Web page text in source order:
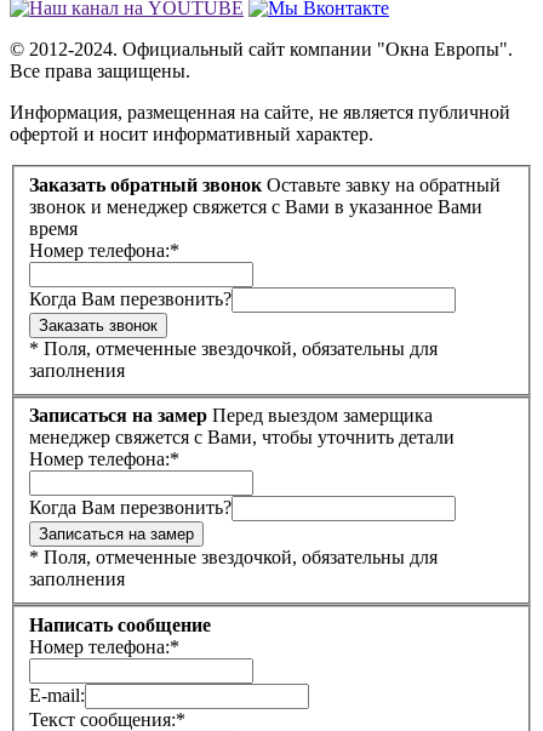
© 2012-2024. Официальный сайт компании "Окна Европы".
Все права защищены.
Информация, размещенная на сайте, не является публичной
офертой и носит информативный характер.
Заказать обратный звонок Оставьте завку на обратный
звонок и менеджер свяжется с Вами в указанное Вами
время
Номер телефона:*
Когда Вам перезвонить?
* Поля, отмеченные звездочкой, обязательны для
заполнения
Записаться на замер Перед выездом замерщика
менеджер свяжется с Вами, чтобы уточнить детали
Номер телефона:*
Когда Вам перезвонить?
* Поля, отмеченные звездочкой, обязательны для
заполнения
Написать сообщение
Номер телефона:*
E-mail:
Текст сообщения:*